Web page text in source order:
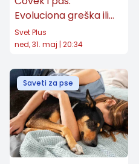
Evoluciona greška ili
najveći paradoks
prirode?
Svet Plus
ned, 31. maj | 20:34
Saveti za pse